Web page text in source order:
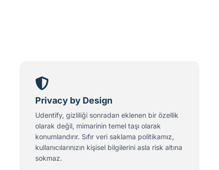
Privacy by Design
Udentify, gizliliği sonradan eklenen bir özellik
olarak değil, mimarinin temel taşı olarak
konumlandırır. Sıfır veri saklama politikamız,
kullanıcılarınızın kişisel bilgilerini asla risk altına
sokmaz.